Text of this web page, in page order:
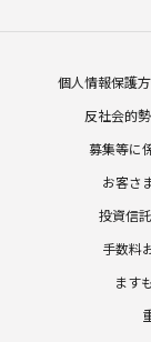
個人情報保護
反社会的
募集等に
お客さ
投資信
手数料
ます